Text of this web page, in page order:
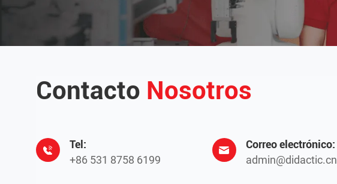
Contacto Nosotros
Tel:
+86 531 8758 6199
Correo electrónico:
admin@didactic.cn